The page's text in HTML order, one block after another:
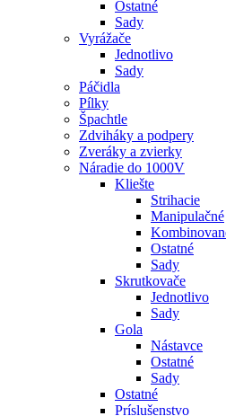
Ostatné
Sady
Vyrážače
Jednotlivo
Sady
Páčidla
Pílky
Špachtle
Zdviháky a podpery
Zveráky a zvierky
Náradie do 1000V
Kliešte
Strihacie
Manipulačné
Ostatné
Sady
Skrutkovače
Jednotlivo
Sady
Gola
Nástavce
Ostatné
Sady
Ostatné
Príslušenstvo